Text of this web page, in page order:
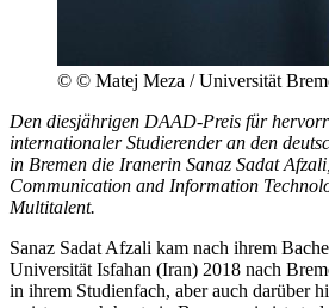
© © Matej Meza / Universität
Den diesjährigen DAAD-Preis für
internationaler Studierender an den
in Bremen die Iranerin Sanaz Sadat
Communication and Information
Multitalent.
Sanaz Sadat Afzali kam nach ihrem
Universität Isfahan (Iran) 2018 nach
in ihrem Studienfach, aber auch darüber